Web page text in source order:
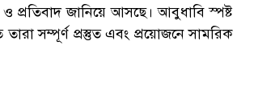
প্রতিবাদ জানিয়ে আসছে। আবুধাবি স্পষ্ট
সম্পূর্ণ প্রস্তুত এবং প্রয়োজনে সামরিক